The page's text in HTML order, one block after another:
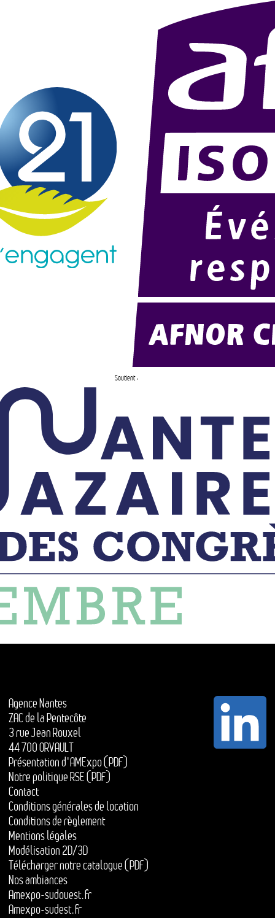
Soutient :
Agence Nantes
ZAC de la Pentecôte
3 rue Jean Rouxel
44 700 ORVAULT
Présentation d'AMExpo (PDF)
Notre politique RSE (PDF)
Contact
Conditions générales de location
Conditions de règlement
Mentions légales
Modélisation 2D/3D
Télécharger notre catalogue (PDF)
Nos ambiances
Amexpo-sudouest.fr
Amexpo-sudest.fr